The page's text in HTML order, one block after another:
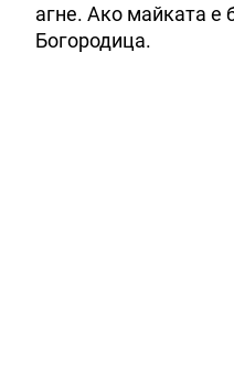
агне. Ако майката е
Богородица.